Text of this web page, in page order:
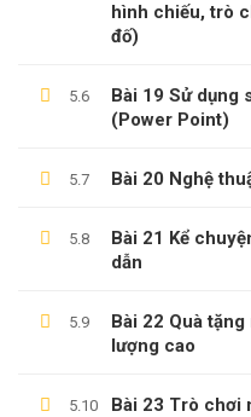
hình chiếu, trò
đố)
5.6
Bài 19 Sử dụng
(Power Point)
5.7 Bài 20 Nghệ
5.8
Bài 21 Kể
dẫn
5.9
Bài 22 Quà
lượng cao
5.10 Bài 23 Trò chơi
Các Khóa Học
Câu Hỏi Thường Gặp
Câu Hỏi Thường Gặp
Chính Sách & Điều Khoản
Đăng Ký Affiliate